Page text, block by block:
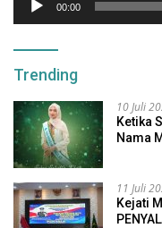
00:00
Trending
10 Juli
Ketika
Nama
11 Juli
Kejati